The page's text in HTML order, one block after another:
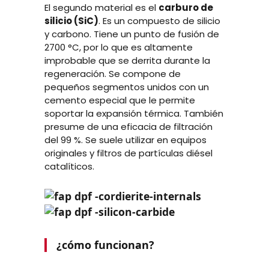
El segundo material es el carburo de
silicio (SiC). Es un compuesto de silicio
y carbono. Tiene un punto de fusión de
2700 °C, por lo que es altamente
improbable que se derrita durante la
regeneración. Se compone de
pequeños segmentos unidos con un
cemento especial que le permite
soportar la expansión térmica. También
presume de una eficacia de filtración
del 99 %. Se suele utilizar en equipos
originales y filtros de partículas diésel
catalíticos.
¿cómo funcionan?